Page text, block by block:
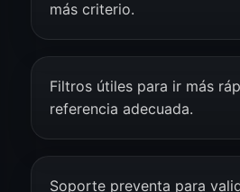
más criterio.
Filtros útiles para ir más
referencia adecuada.
Soporte preventa para